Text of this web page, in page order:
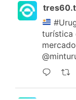
turística